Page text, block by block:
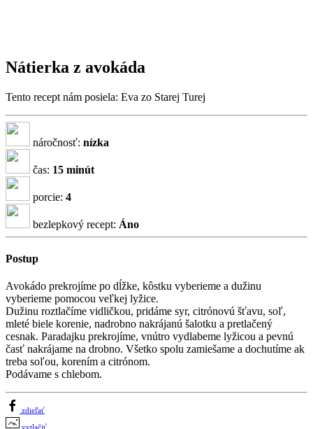
Nátierka z avokáda
Tento recept nám posiela: Eva zo Starej Turej
náročnosť: nízka
čas: 15 minút
porcie: 4
bezlepkový recept: Áno
Postup
Avokádo prekrojíme po dĺžke, kôstku vyberieme a dužinu
vyberieme pomocou veľkej lyžice.
Dužinu roztlačíme vidličkou, pridáme syr, citrónovú šťavu, soľ,
mleté biele korenie, nadrobno nakrájanú šalotku a pretlačený
cesnak. Paradajku prekrojíme, vnútro vydlabeme lyžicou a pevnú
časť nakrájame na drobno. Všetko spolu zamiešame a dochutíme ak
treba soľou, korením a citrónom.
Podávame s chlebom.
zdieľať
vytlačiť